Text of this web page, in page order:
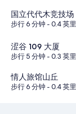
国立代代木竞技场
步行 6 分钟- 0.4 英里
涩谷 109 大厦
步行 5 分钟- 0.3 英里
情人旅馆山丘
步行 6 分钟- 0.4 英里